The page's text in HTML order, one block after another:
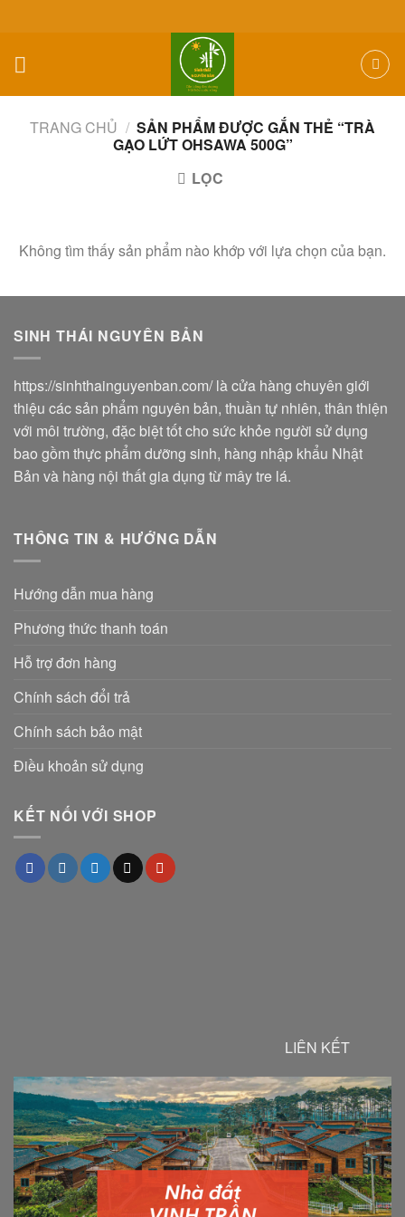
content
TRANG CHỦ / SẢN PHẨM ĐƯỢC GẮN THẺ “TRÀ
GẠO LỨT OHSAWA 500G”
LỌC
Không tìm thấy sản phẩm nào khớp với lựa chọn của bạn.
SINH THÁI NGUYÊN BẢN
https://sinhthainguyenban.com/là cửa hàng chuyên giới
thiệu các sản phẩm nguyên bản, thuần tự nhiên, thân thiện
với môi trường, đặc biệt tốt cho sức khỏe người sử dụng
bao gồm thực phẩm dưỡng sinh, hàng nhập khẩu Nhật
Bản và hàng nội thất gia dụng từ mây tre lá.
THÔNG TIN & HƯỚNG DẪN
Hướng dẫn mua hàng
Phương thức thanh toán
Hỗ trợ đơn hàng
Chính sách đổi trả
Chính sách bảo mật
Điều khoản sử dụng
KẾT NỐI VỚI SHOP
LIÊN KẾT